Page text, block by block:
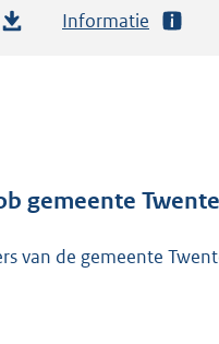
Informatie
gemeente
van de gemeente